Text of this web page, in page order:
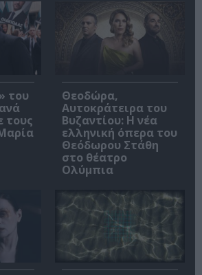
του
τους
Θεοδώρα,
Αυτοκράτειρα του
Βυζαντίου: Η νέα
ελληνική όπερα του
Θεόδωρου Στάθη
στο θέατρο
Ολύμπια